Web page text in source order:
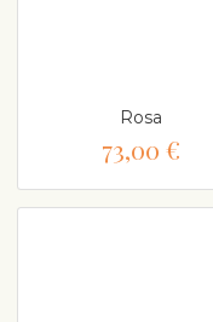
Rosa
73,00 €